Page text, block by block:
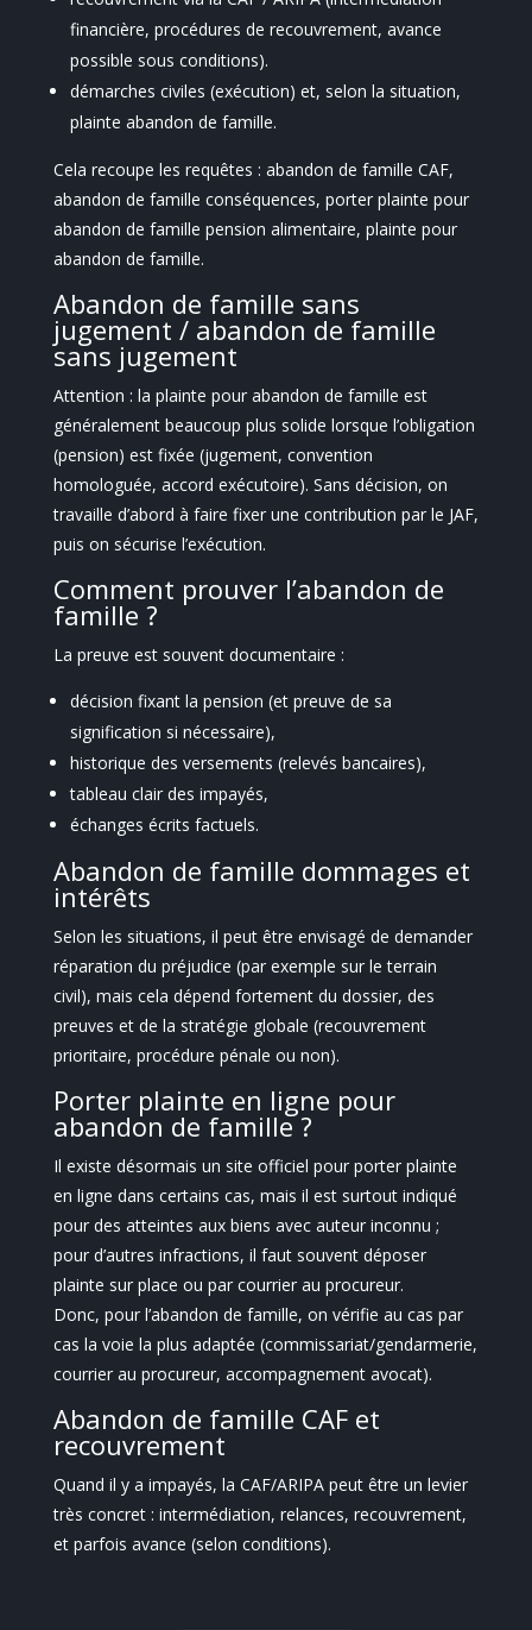
financière, procédures de recouvrement, avance
possible sous conditions).
démarches civiles (exécution) et, selon la situation,
plainte abandon de famille.
Cela recoupe les requêtes : abandon de famille CAF,
abandon de famille conséquences, porter plainte pour
abandon de famille pension alimentaire, plainte pour
abandon de famille.
Abandon de famille sans
jugement / abandon de famille
sans jugement
Attention : la plainte pour abandon de famille est
généralement beaucoup plus solide lorsque l’obligation
(pension) est fixée (jugement, convention
homologuée, accord exécutoire). Sans décision, on
travaille d’abord à faire fixer une contribution par le JAF,
puis on sécurise l’exécution.
Comment prouver l’abandon de
famille ?
La preuve est souvent documentaire :
décision fixant la pension (et preuve de sa
signification si nécessaire),
historique des versements (relevés bancaires),
tableau clair des impayés,
échanges écrits factuels.
Abandon de famille dommages et
intérêts
Selon les situations, il peut être envisagé de demander
réparation du préjudice (par exemple sur le terrain
civil), mais cela dépend fortement du dossier, des
preuves et de la stratégie globale (recouvrement
prioritaire, procédure pénale ou non).
Porter plainte en ligne pour
abandon de famille ?
Il existe désormais un site officiel pour porter plainte
en ligne dans certains cas, mais il est surtout indiqué
pour des atteintes aux biens avec auteur inconnu ;
pour d’autres infractions, il faut souvent déposer
plainte sur place ou par courrier au procureur.
Donc, pour l’abandon de famille, on vérifie au cas par
cas la voie la plus adaptée (commissariat/gendarmerie,
courrier au procureur, accompagnement avocat).
Abandon de famille CAF et
recouvrement
Quand il y a impayés, la CAF/ARIPA peut être un levier
très concret : intermédiation, relances, recouvrement,
et parfois avance (selon conditions).